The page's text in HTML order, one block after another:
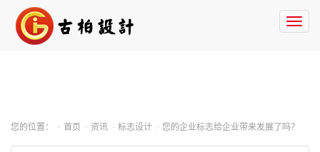
您的位置： 首页 资讯 标志设计 您的企业标志给企业带来发展了吗？